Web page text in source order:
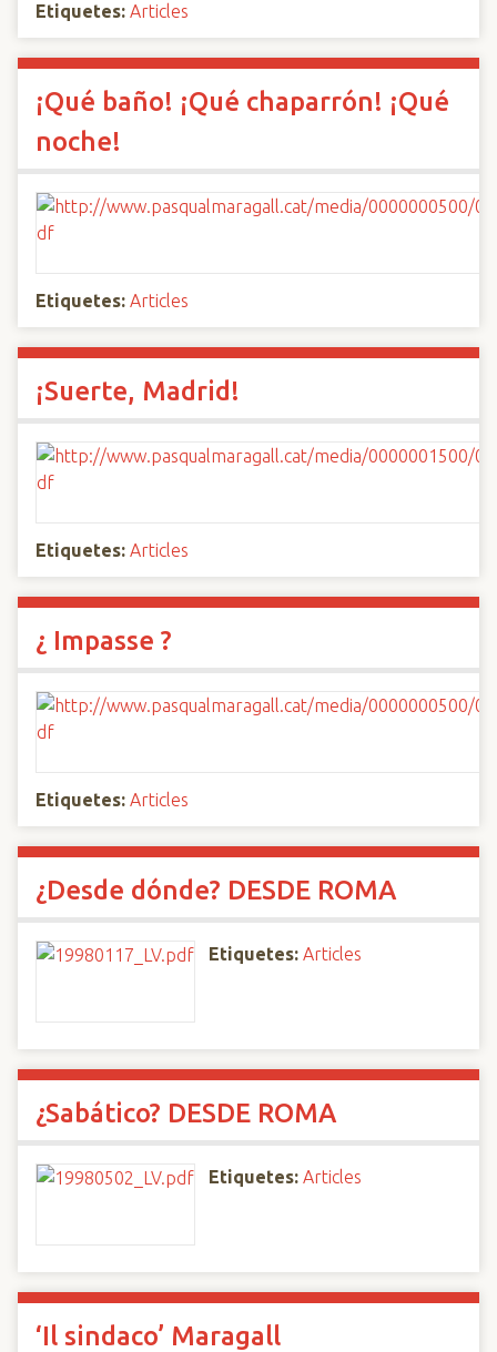
Etiquetes: Articles
¡Qué baño! ¡Qué chaparrón! ¡Qué
noche!
Etiquetes: Articles
¡Suerte, Madrid!
Etiquetes: Articles
¿ Impasse ?
Etiquetes: Articles
¿Desde dónde? DESDE ROMA
Etiquetes: Articles
¿Sabático? DESDE ROMA
Etiquetes: Articles
‘Il sindaco’ Maragall